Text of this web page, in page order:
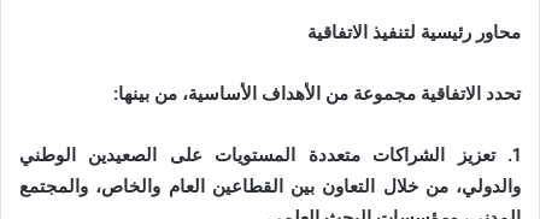
محاور رئيسية لتنفيذ الاتفاقية
تحدد الاتفاقية مجموعة من الأهداف الأساسية، من بينها:
1. تعزيز الشراكات متعددة المستويات على الصعيدين الوطني
والدولي، من خلال التعاون بين القطاعين العام والخاص، والمجتمع